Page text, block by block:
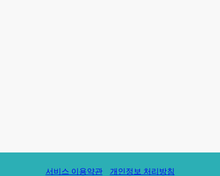
서비스 이용약관 개인정보 처리방침